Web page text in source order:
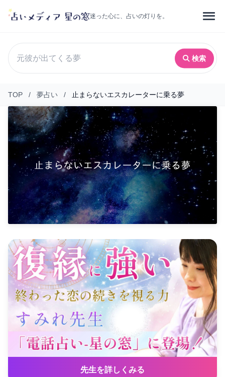
迷った心に、占いの灯りを。
検索
TOP / 夢占い / 止まらないエスカレーターに乗る夢
先生を詳しくみる